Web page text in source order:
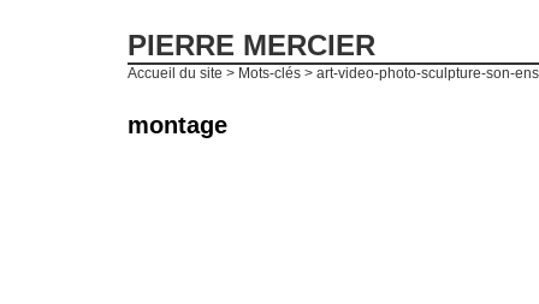
PIERRE MERCIER
Accueil du site > Mots-clés > art-video-photo-sculpture-son-
montage